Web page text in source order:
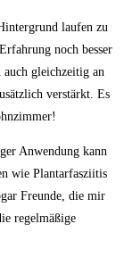
laufen‍ zu​
noch‍ besser
gleichzeitig ‍an
​verstärkt.‌ Es
‌Anwendung kann
wie Plantarfasziitis
Freunde, die mir
regelmäßige‌